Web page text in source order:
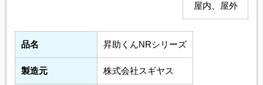
屋内、屋外
品名 昇助くんNRシリーズ
製造元 株式会社スギヤス